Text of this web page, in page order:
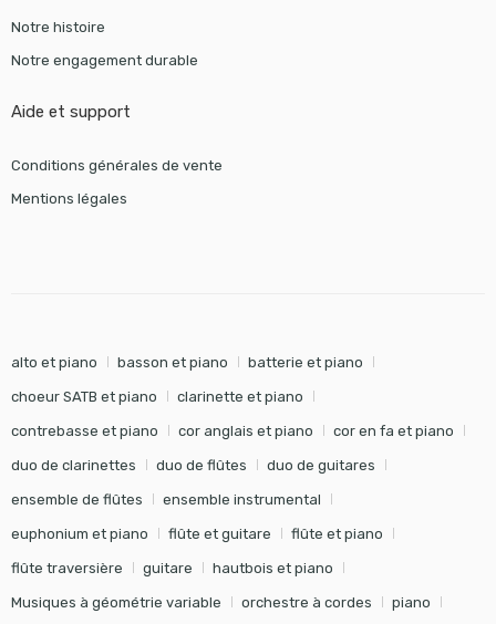
Notre histoire
Notre engagement durable
Aide et support
Conditions générales de vente
Mentions légales
alto et piano basson et piano batterie et piano
choeur SATB et piano clarinette et piano
contrebasse et piano cor anglais et piano cor en fa et piano
duo de clarinettes duo de flûtes duo de guitares
ensemble de flûtes ensemble instrumental
euphonium et piano flûte et guitare flûte et piano
flûte traversière guitare hautbois et piano
Musiques à géométrie variable orchestre à cordes piano